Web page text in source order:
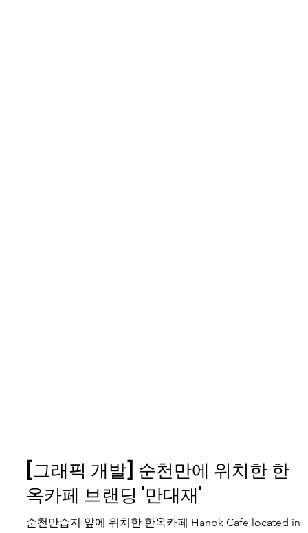
[그래픽 개발] 순천만에 위치한 한
옥카페 브랜딩 '만대재'